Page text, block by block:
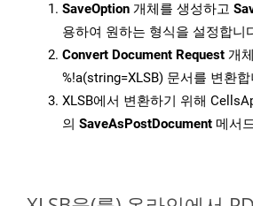
SaveOption 개체를 생성하고
용하여 원하는 형식을 설정합니
Convert Document Request 개
%!a(string=XLSB) 문서를 변환
XLSB에서 변환하기 위해
의 SaveAsPostDocument 메서